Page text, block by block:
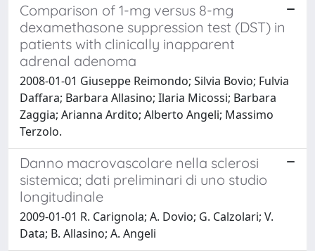
Comparison of 1-mg versus 8-mg
dexamethasone suppression test (DST) in
patients with clinically inapparent
adrenal adenoma
2008-01-01 Giuseppe Reimondo; Silvia Bovio; Fulvia
Daffara; Barbara Allasino; Ilaria Micossi; Barbara
Zaggia; Arianna Ardito; Alberto Angeli; Massimo
Terzolo.
Danno macrovascolare nella sclerosi
sistemica; dati preliminari di uno studio
longitudinale
2009-01-01 R. Carignola; A. Dovio; G. Calzolari; V.
Data; B. Allasino; A. Angeli